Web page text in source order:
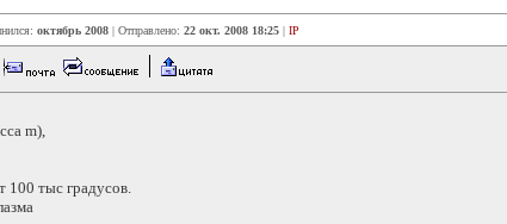
октябрь 2008 | Отправлено: 22 окт. 2008 18:25 | IP
m),
100 тыс градусов.